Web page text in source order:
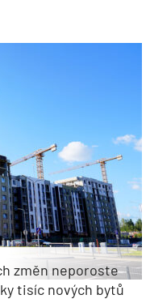
změn neporoste
tisíc nových bytů